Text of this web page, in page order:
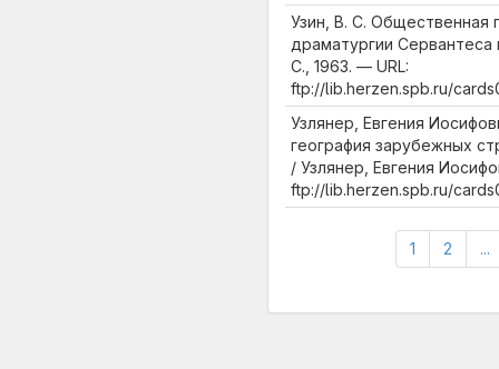
Узин, В. С. Общественная
драматургии
С., 1963. — URL:
ftp://lib.herzen.spb.ru/
Узлянер, Евгения
география зарубежных
/ Узлянер, Евгения
ftp://lib.herzen.spb.ru/
1 2 ...